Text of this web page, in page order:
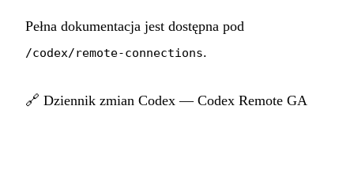
Pełna dokumentacja jest dostępna pod
/codex/remote-connections.
🔗 Dziennik zmian Codex — Codex Remote GA